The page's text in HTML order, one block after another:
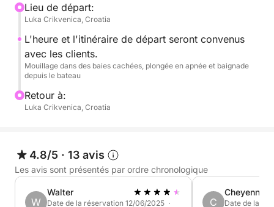
jusqu'à 12 personnes. Un bimini vous protège du
soleil. Vous pourrez écouter de la musique via
Bluetooth. Des boissons de bienvenue vous
attendent !
Inclus dans le prix de la location :
Skipper
SUP
Boissons
Lieu de départ:
Luka Crikvenica, Croatia
L'heure et l'itinéraire de départ seront convenus
avec les clients.
Mouillage dans des baies cachées, plongée en apnée et baignade
depuis le bateau
Retour à:
Luka Crikvenica, Croatia
4.8/5 · 13 avis
Les avis sont présentés par ordre chronologique
W
Walter
Date de la réservation 12/06/2025 ·
C
Cheyenne
Date de la